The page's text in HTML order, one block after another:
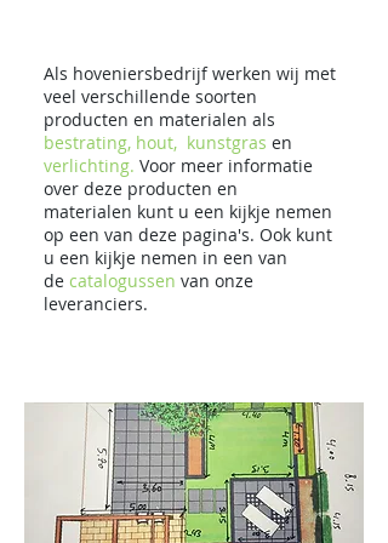
Als hoveniersbedrijf werken wij met
veel verschillende soorten
producten en materialen als
bestrating, hout, kunstgras en
verlichting. Voor meer informatie
over deze producten en
materialen kunt u een kijkje nemen
op een van deze pagina's. Ook kunt
u een kijkje nemen in een van
de catalogussen van onze
leveranciers.